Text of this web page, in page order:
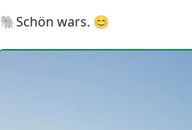
🐘Schön wars. 😊